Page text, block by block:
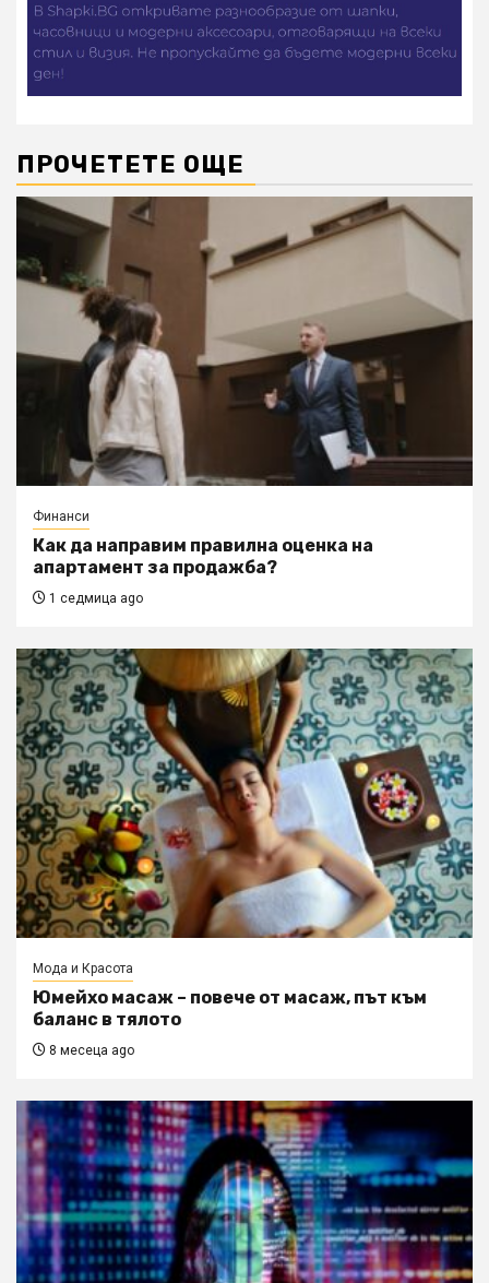
ПРОЧЕТЕТЕ ОЩЕ
Финанси
Как да направим правилна оценка на
апартамент за продажба?
1 седмица ago
Мода и Красота
Юмейхо масаж – повече от масаж, път към
баланс в тялото
8 месеца ago